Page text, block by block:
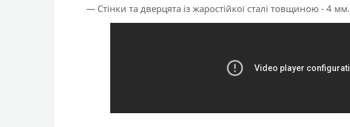
— Стінки та дверцята із жаростійкої сталі товщиною - 4 мм.